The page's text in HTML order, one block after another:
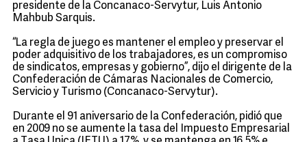
presidente de la Concanaco-Servytur, Luis Antonio
Mahbub Sarquis.
“La regla de juego es mantener el empleo y preservar el
poder adquisitivo de los trabajadores, es un compromiso
de sindicatos, empresas y gobierno”, dijo el dirigente de la
Confederación de Cámaras Nacionales de Comercio,
Servicio y Turismo (Concanaco-Servytur).
Durante el 91 aniversario de la Confederación, pidió que
en 2009 no se aumente la tasa del Impuesto Empresarial